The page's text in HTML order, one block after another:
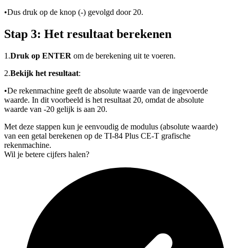
•Dus druk op de knop (-) gevolgd door 20.
Stap 3: Het resultaat berekenen
1.Druk op ENTER om de berekening uit te voeren.
2.Bekijk het resultaat:
•De rekenmachine geeft de absolute waarde van de ingevoerde
waarde. In dit voorbeeld is het resultaat 20, omdat de absolute
waarde van -20 gelijk is aan 20.
Met deze stappen kun je eenvoudig de modulus (absolute waarde)
van een getal berekenen op de TI-84 Plus CE-T grafische
rekenmachine.
Wil je betere cijfers halen?